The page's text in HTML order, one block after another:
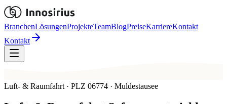
BranchenLösungenProjekteTeamBlogPreiseKarriereKontakt
Kontakt
Luft- & Raumfahrt · PLZ 06774 · Muldestausee